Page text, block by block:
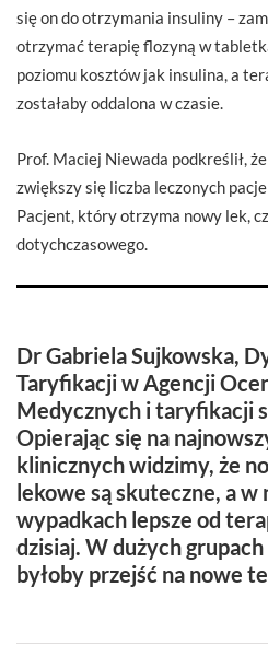
się on do otrzymania insuliny –
otrzymać terapię flozyną w
poziomu kosztów jak insulina, a
zostałaby oddalona w czasie.
Prof. Maciej Niewada podkreślił,
zwiększy się liczba leczonych
Pacjent, który otrzyma nowy lek,
dotychczasowego.
Dr Gabriela Sujkowska,
Taryfikacji w Agencji
Medycznych i taryfikacji
Opierając się na
klinicznych widzimy, że
lekowe są skuteczne, a
wypadkach lepsze od
dzisiaj. W dużych
byłoby przejść na nowe